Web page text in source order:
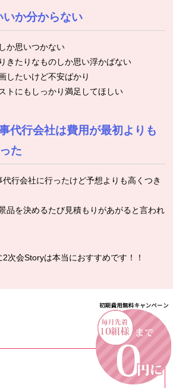
いか分からない
か思いつかない
きたりなものしか思い浮かばない
したいけど不安ばかり
トにもしっかり満足してほしい
代行会社は費用が最初よりも
た
行会社に行ったけど予想よりも高くつき
品を決めるたび見積もりがあがると言われ
次会Storyは本当におすすめです！！